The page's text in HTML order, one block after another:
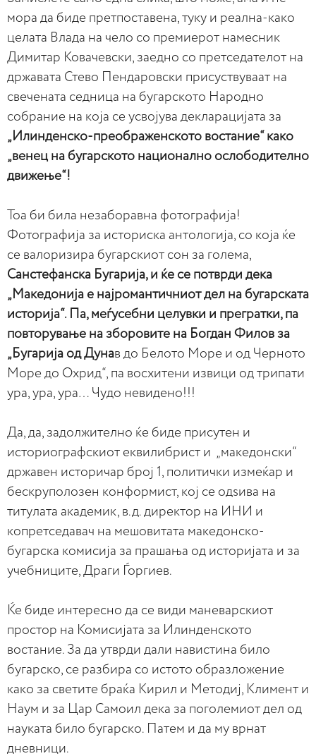
мора да биде претпоставена, туку и реална-како
целата Влада на чело со премиерот намесник
Димитар Ковачевски, заедно со претседателот на
државата Стево Пендаровски присуствуваат на
свечената седница на бугарското Народно
собрание на која се усвојува декларацијата за
„Илинденско-преображенското востание“ како
„венец на бугарското национално ослободително
движење“!
Тоа би била незаборавна фотографија!
Фотографија за историска антологија, со која ќе
се валоризира бугарскиот сон за голема,
Санстефанска Бугарија, и ќе се потврди дека
„Македонија е најромантичниот дел на бугарската
историја“. Па, меѓусебни целувки и прегратки, па
повторување на зборовите на Богдан Филов за
„Бугарија од Дунав до Белото Море и од Черното
Море до Охрид“, па восхитени извици од трипати
ура, ура, ура… Чудо невидено!!!
Да, да, задолжително ќе биде присутен и
историографскиот еквилибрист и „македонски“
државен историчар број 1, политички измеќар и
бескруполозен конформист, кој се одѕива на
титулата академик, в.д. директор на ИНИ и
копретседавач на мешовитата македонско-
бугарска комисија за прашања од историјата и за
учебниците, Драги Ѓоргиев.
Ќе биде интересно да се види маневарскиот
простор на Комисијата за Илинденското
востание. За да утврди дали навистина било
бугарско, се разбира со истото образложение
како за светите браќа Кирил и Методиј, Климент и
Наум и за Цар Самоил дека за поголемиот дел од
науката било бугарско. Патем и да му врнат
дневници.